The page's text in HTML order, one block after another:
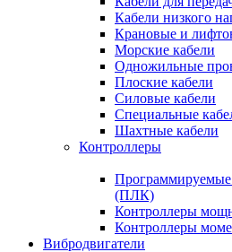
Кабели низкого
Крановые и
Морские кабели
Одножильные
Плоские кабели
Силовые кабели
Специальные
Шахтные кабели
Контроллеры
Программируемые
(ПЛК)
Контроллеры
Контроллеры
Вибродвигатели